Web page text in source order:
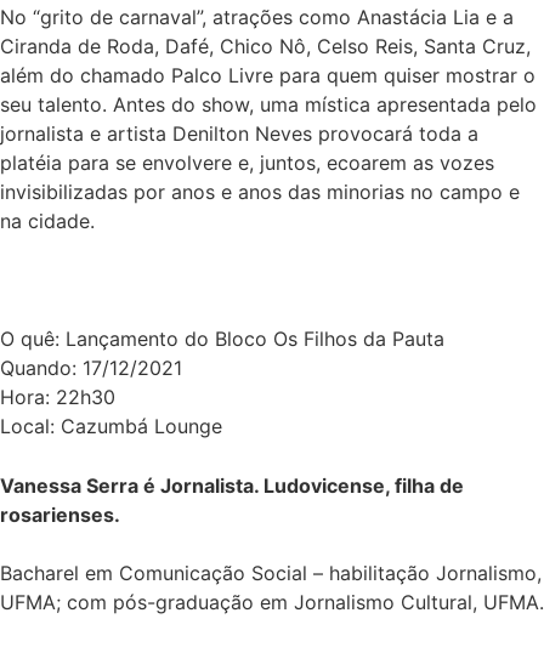
No “grito de carnaval”, atrações como Anastácia Lia e a
Ciranda de Roda, Dafé, Chico Nô, Celso Reis, Santa Cruz,
além do chamado Palco Livre para quem quiser mostrar o
seu talento. Antes do show, uma mística apresentada pelo
jornalista e artista Denilton Neves provocará toda a
platéia para se envolvere e, juntos, ecoarem as vozes
invisibilizadas por anos e anos das minorias no campo e
na cidade.
O quê: Lançamento do Bloco Os Filhos da Pauta
Quando: 17/12/2021
Hora: 22h30
Local: Cazumbá Lounge
Vanessa Serra é Jornalista. Ludovicense, filha de
rosarienses.
Bacharel em Comunicação Social – habilitação Jornalismo,
UFMA; com pós-graduação em Jornalismo Cultural, UFMA.